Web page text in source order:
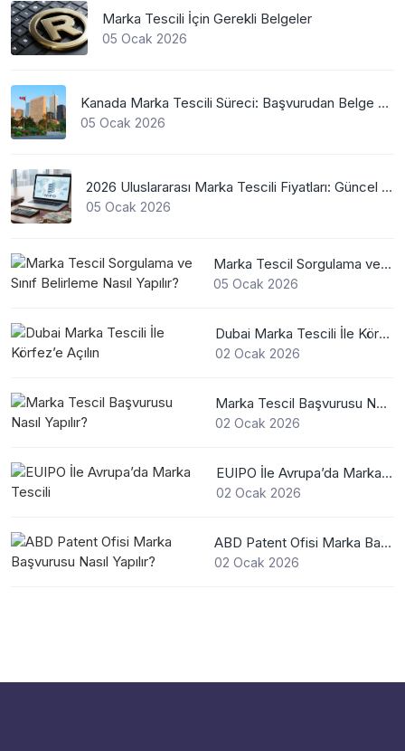
Marka Tescili İçin Gerekli Belgeler
05 Ocak 2026
Kanada Marka Tescili Süreci: Başvurudan Belge Alımına Kadar Her Şey
05 Ocak 2026
2026 Uluslararası Marka Tescili Fiyatları: Güncel WIPO Ücretleri
05 Ocak 2026
Marka Tescil Sorgulama ve Sınıf Belirleme Nasıl Yapılır?
05 Ocak 2026
Dubai Marka Tescili İle Körfez’e Açılın
02 Ocak 2026
Marka Tescil Başvurusu Nasıl Yapılır?
02 Ocak 2026
EUIPO İle Avrupa’da Marka Tescili
02 Ocak 2026
ABD Patent Ofisi Marka Başvurusu Nasıl Yapılır?
02 Ocak 2026